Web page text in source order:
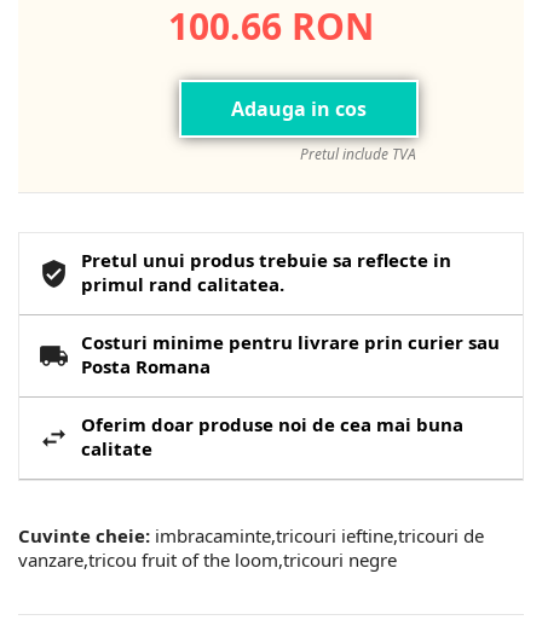
100.66 RON
Adauga in cos
Pretul include TVA
Pretul unui produs trebuie sa reflecte in
primul rand calitatea.
Costuri minime pentru livrare prin curier sau
Posta Romana
Oferim doar produse noi de cea mai buna
calitate
Cuvinte cheie: imbracaminte,tricouri ieftine,tricouri de
vanzare,tricou fruit of the loom,tricouri negre